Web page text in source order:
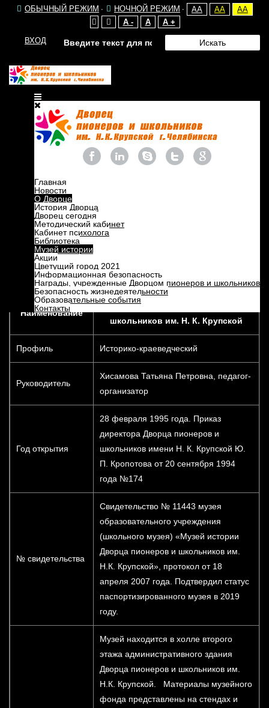
ОБЫЧНЫЙ РЕЖИМ НОЧНОЙ РЕЖИМ AA AA
AA
A -
A A +
Искать
ВХОД
Главная
Новости
О Дворце
История Дворца
Дворец сегодня
Методический кабинет
Кабинет психолога
Библиотека
Музей истории
Акции
Цветущий город 2021
Информационная безопасность
Награды, учрежденные Дворцом пионеров и школьников
Безопасность жизнедеятельности
Образовательные события
Контакты
Понедельник, 20 декабря 2021 15:26
Поделиться
Музей истории
Дворца пионеров и школьников им.
Н.К.Крупской г.Челябинска
Информационная справка
Наименование
Музей истории Дворца пионеров и
школьников им. Н. К. Крупской
Профиль Историко-краеведческий
Руководитель
Хисамова Татьяна Петровна, педагог-
организатор
Год открытия
28 февраля 1995 года. Приказ
директора Дворца пионеров и
школьников имени Н. К. Крупской Ю.
П. Кропотова от 20 сентября 1994
года №174
№ свидетельства
Свидетельство № 11443 музея
образовательного учреждения
(школьного музея) «Музей истории
Дворца пионеров и школьников им.
Н.К. Крупской», протокол от 18
апреля 2007 года. Подтвердил статус
паспортизированного музея в 2019
году.
Музей находится в холле второго
этажа административного здания
Дворца пионеров и школьников им.
Н.К. Крупской. Материалы музейного
фонда представлены на стендах и